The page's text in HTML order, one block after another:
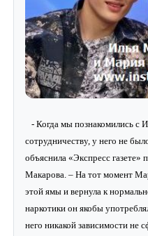
- Когда мы познакомились с
сотрудничеству, у него не
объяснила «Экспресс
Макарова. – На тот момент
этой ямы и вернула к
наркотики он якобы
него никакой зависимости не